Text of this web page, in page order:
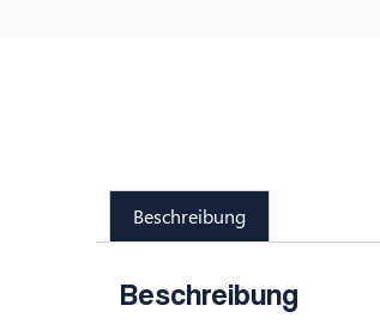
Beschreibung
Beschreibung